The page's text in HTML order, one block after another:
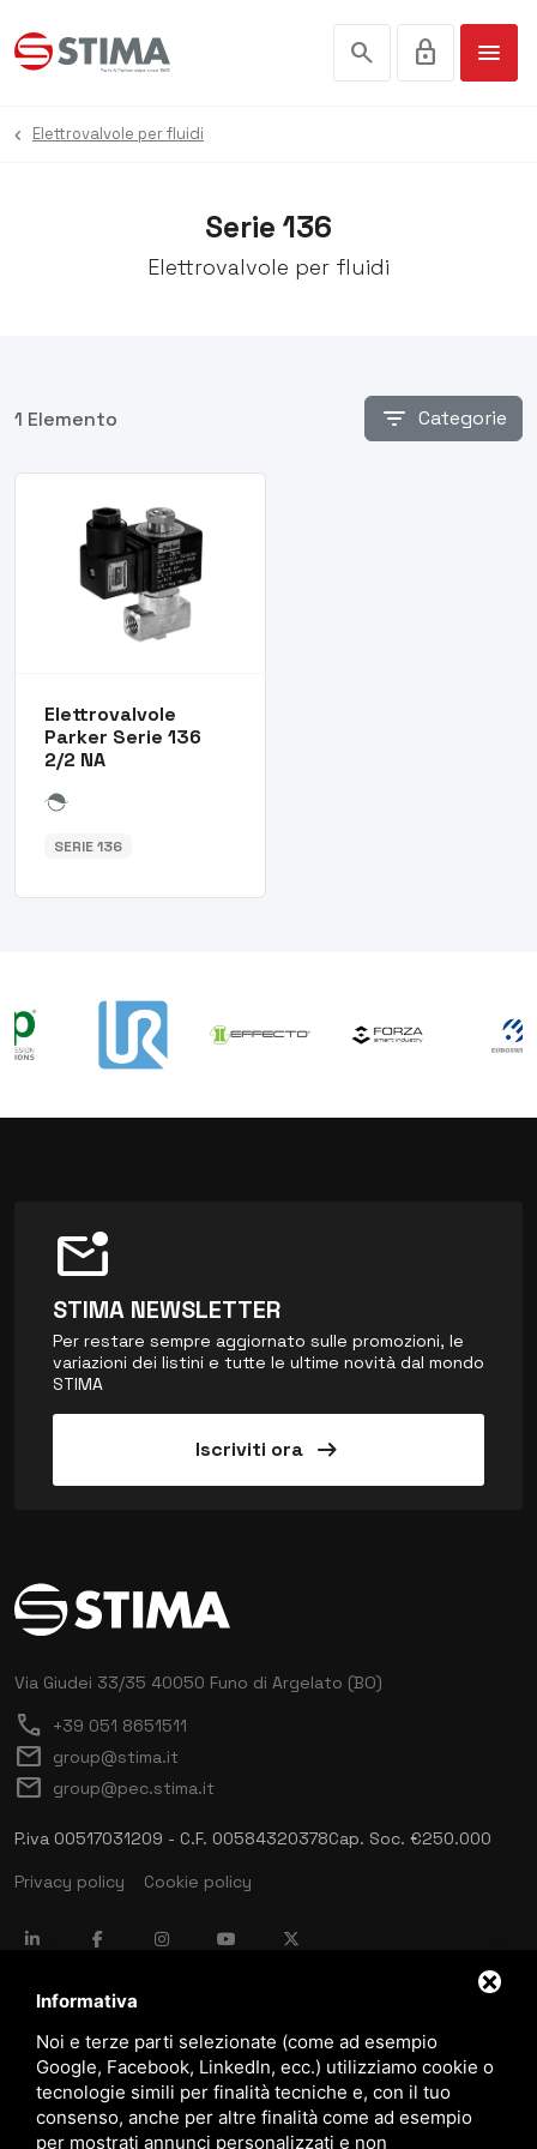
search lock menu
Serie 136
Elettrovalvole per fluidi
Elettrovalvole per fluidi
1 Elemento filter_list Categorie
Elettrovalvole
Parker Serie 136
2/2 NA
SERIE 136
mark_email_unread
STIMA NEWSLETTER
Per restare sempre aggiornato sulle promozioni, le
variazioni dei listini e tutte le ultime novità dal mondo
STIMA
Iscriviti ora arrow_right_alt
Via Giudei 33/35 40050 Funo di Argelato (BO)
call +39 051 8651511
mail group@stima.it
mail group@pec.stima.it
P.iva 00517031209 - C.F. 00584320378Cap. Soc. €250.000
Privacy policy
Cookie policy
language ITALIANO
download Catalogo Stima
Politica qualità e sicurezza
Informativa
Noi e terze parti selezionate (come ad esempio
Google, Facebook, LinkedIn, ecc.) utilizziamo cookie o
tecnologie simili per finalità tecniche e, con il tuo
consenso, anche per altre finalità come ad esempio
per mostrati annunci personalizzati e non